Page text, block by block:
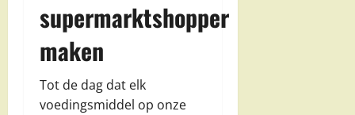
supermarktshopper
maken
Tot de dag dat elk
voedingsmiddel op onze